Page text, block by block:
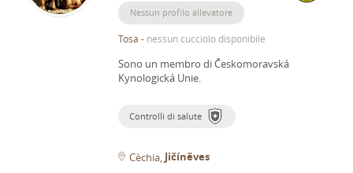
Nessun profilo allevatore
Tosa - nessun cucciolo disponibile
Sono un membro di Českomoravská
Kynologická Unie.
Controlli di salute
Cèchia Jičíněves